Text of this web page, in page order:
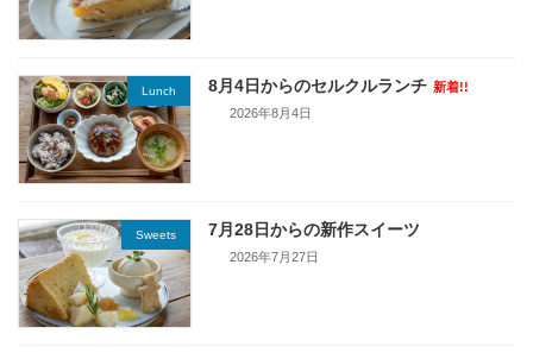
Lunch 8月4日からのセルクルランチ 新着!!
2026年8月4日
Sweets 7月28日からの新作スイーツ
2026年7月27日